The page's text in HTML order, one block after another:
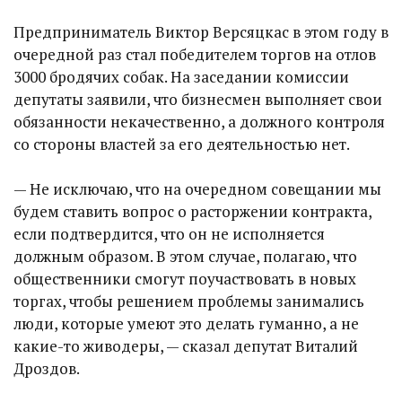
Предприниматель Виктор Версяцкас в этом году в
очередной раз стал победителем торгов на отлов
3000 бродячих собак. На заседании комиссии
депутаты заявили, что бизнесмен выполняет свои
обязанности некачественно, а должного контроля
со стороны властей за его деятельностью нет.
— Не исключаю, что на очередном совещании мы
будем ставить вопрос о расторжении контракта,
если подтвердится, что он не исполняется
должным образом. В этом случае, полагаю, что
общественники смогут поучаствовать в новых
торгах, чтобы решением проблемы занимались
люди, которые умеют это делать гуманно, а не
какие-то живодеры, — сказал депутат Виталий
Дроздов.